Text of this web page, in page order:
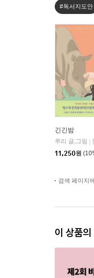
#독서지도안
긴긴밤
루리 글,그림
11,250원
검색 페이지
이 상품의